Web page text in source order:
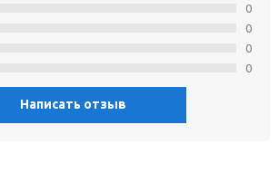
0
0
0
0
Написать отзыв